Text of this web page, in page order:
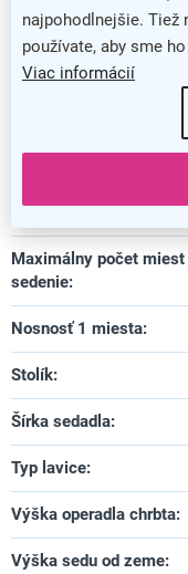
najpohodlnejšie. Tiež
používate, aby sme
Viac informácií
Výška:
Farba podnože:
Materiál sedadla:
Maximálny počet miest
sedenie:
Nosnosť 1 miesta:
Stolík:
Šírka sedadla:
Typ lavice:
Výška operadla chrbta:
Výška sedu od zeme: